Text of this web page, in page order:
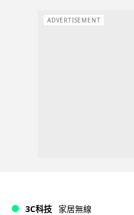
ADVERTISEMENT
3C科技 家居無線